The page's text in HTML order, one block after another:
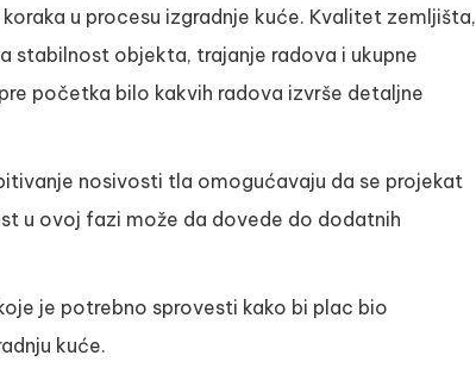
u procesu izgradnje kuće. Kvalitet zemljišta,
stabilnost objekta, trajanje radova i ukupne
početka bilo kakvih radova izvrše detaljne
nosivosti tla omogućavaju da se projekat
u ovoj fazi može da dovede do dodatnih
je potrebno sprovesti kako bi plac bio
kuće.